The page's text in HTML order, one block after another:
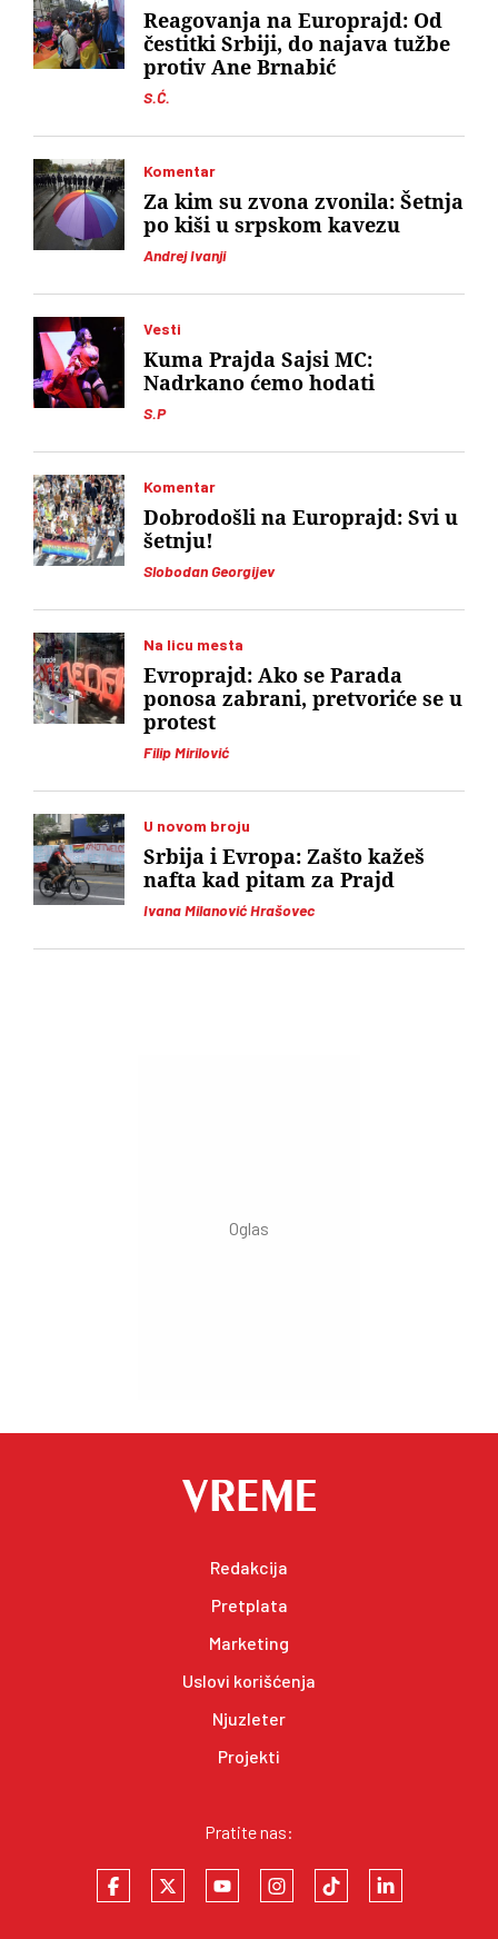
S.Ć.
Reagovanja na Europrajd: Od
čestitki Srbiji, do najava tužbe
protiv Ane Brnabić
Komentar
Andrej Ivanji
Za kim su zvona zvonila: Šetnja
po kiši u srpskom kavezu
Vesti
S.P
Kuma Prajda Sajsi MC:
Nadrkano ćemo hodati
Komentar
Slobodan Georgijev
Dobrodošli na Europrajd: Svi u
šetnju!
Na licu mesta
Filip Mirilović
Evroprajd: Ako se Parada
ponosa zabrani, pretvoriće se u
protest
U novom broju
Ivana Milanović Hrašovec
Srbija i Evropa: Zašto kažeš
nafta kad pitam za Prajd
Redakcija
Pretplata
Marketing
Uslovi korišćenja
Njuzleter
Projekti
Pratite nas: